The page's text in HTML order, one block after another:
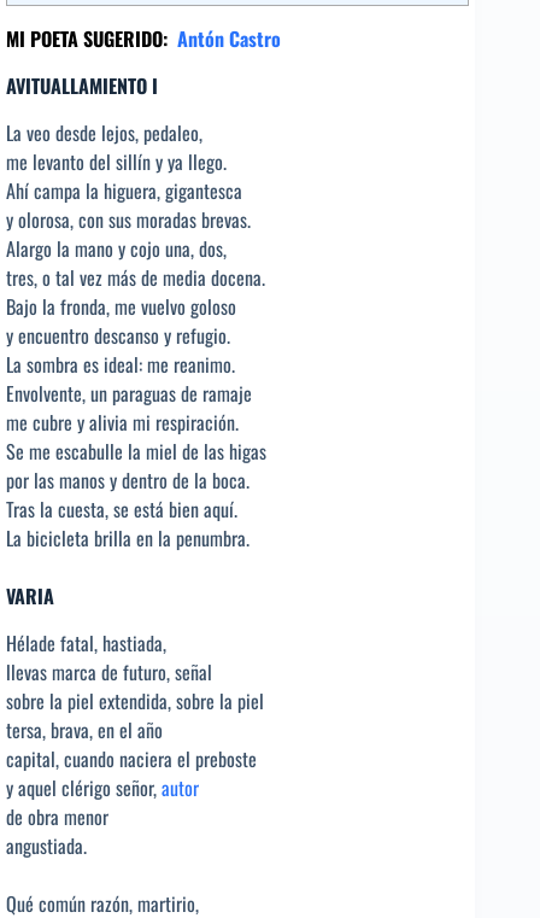
MI POETA SUGERIDO: Antón Castro
AVITUALLAMIENTO I
La veo desde lejos, pedaleo,
me levanto del sillín y ya llego.
Ahí campa la higuera, gigantesca
y olorosa, con sus moradas brevas.
Alargo la mano y cojo una, dos,
tres, o tal vez más de media docena.
Bajo la fronda, me vuelvo goloso
y encuentro descanso y refugio.
La sombra es ideal: me reanimo.
Envolvente, un paraguas de ramaje
me cubre y alivia mi respiración.
Se me escabulle la miel de las higas
por las manos y dentro de la boca.
Tras la cuesta, se está bien aquí.
La bicicleta brilla en la penumbra.
VARIA
Hélade fatal, hastiada,
llevas marca de futuro, señal
sobre la piel extendida, sobre la piel
tersa, brava, en el año
capital, cuando naciera el preboste
y aquel clérigo señor,autor
de obra menor
angustiada.
Qué común razón, martirio,